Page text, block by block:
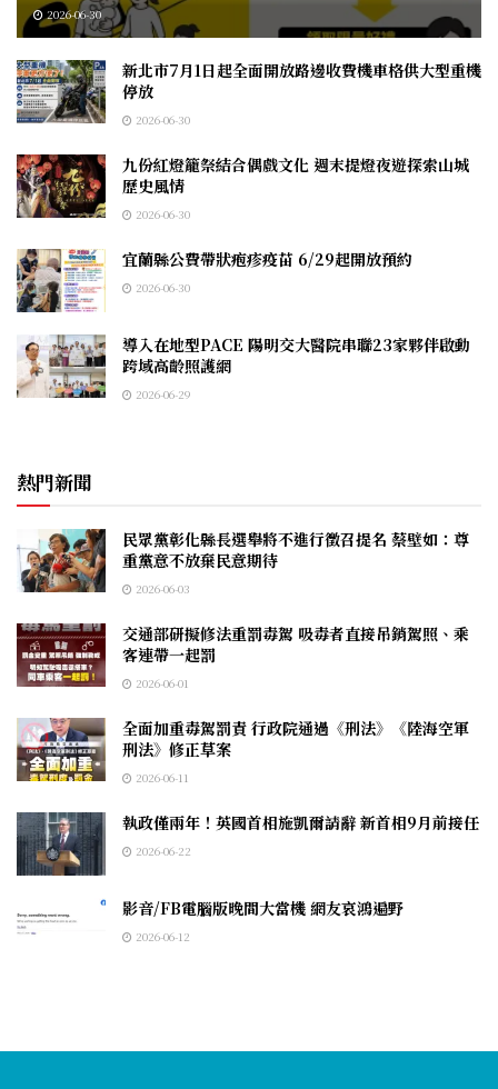
2026-06-30
新北市7月1日起全面開放路邊收費機車格供大型重機
停放
2026-06-30
九份紅燈籠祭結合偶戲文化 週末提燈夜遊探索山城
歷史風情
2026-06-30
宜蘭縣公費帶狀疱疹疫苗 6/29起開放預約
2026-06-30
導入在地型PACE 陽明交大醫院串聯23家夥伴啟動
跨域高齡照護網
2026-06-29
熱門新聞
民眾黨彰化縣長選舉將不進行徵召提名 蔡壁如：尊
重黨意不放棄民意期待
2026-06-03
交通部研擬修法重罰毒駕 吸毒者直接吊銷駕照、乘
客連帶一起罰
2026-06-01
全面加重毒駕罰責 行政院通過《刑法》《陸海空軍
刑法》修正草案
2026-06-11
執政僅兩年！英國首相施凱爾請辭 新首相9月前接任
2026-06-22
影音/FB電腦版晚間大當機 網友哀鴻遍野
2026-06-12